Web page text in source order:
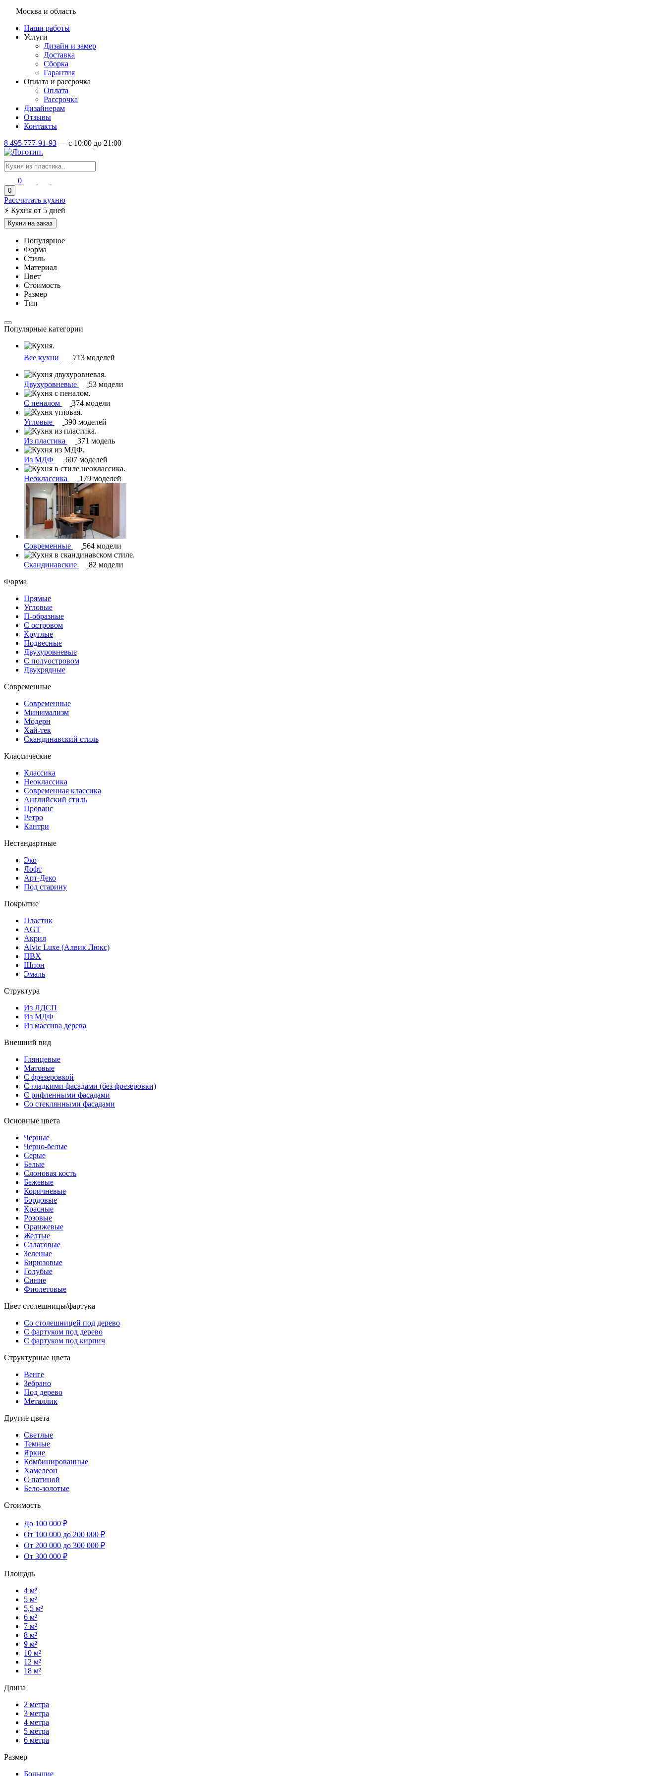
Москва и область
Наши работы
Услуги
Дизайн и замер
Доставка
Сборка
Гарантия
Оплата и рассрочка
Оплата
Рассрочка
Дизайнерам
Отзывы
Контакты
8 495 777-91-93 — c 10:00 до 21:00
0
0
Рассчитать кухню
⚡ Кухня от 5 дней
Кухни на заказ
Популярное
Форма
Стиль
Материал
Цвет
Стоимость
Размер
Тип
Популярные категории
Все кухни 713 моделей
Двухуровневые 53 модели
С пеналом 374 модели
Угловые 390 моделей
Из пластика 371 модель
Из МДФ 607 моделей
Неоклассика 179 моделей
Современные 564 модели
Скандинавские
82 модели
Форма
Прямые
Угловые
П-образные
С островом
Круглые
Подвесные
Двухуровневые
С полуостровом
Двухрядные
Современные
Современные
Минимализм
Модерн
Хай-тек
Скандинавский стиль
Классические
Классика
Неоклассика
Современная классика
Английский стиль
Прованс
Ретро
Кантри
Нестандартные
Эко
Лофт
Арт-Деко
Под старину
Покрытие
Пластик
AGT
Акрил
Alvic Luxe (Алвик Люкс)
ПВХ
Шпон
Эмаль
Структура
Из ЛДСП
Из МДФ
Из массива дерева
Внешний вид
Глянцевые
Матовые
С фрезеровкой
С гладкими фасадами (без фрезеровки)
С рифленными фасадами
Со стеклянными фасадами
Основные цвета
Черные
Черно-белые
Серые
Белые
Слоновая кость
Бежевые
Коричневые
Бордовые
Красные
Розовые
Оранжевые
Желтые
Салатовые
Зеленые
Бирюзовые
Голубые
Синие
Фиолетовые
Цвет столешницы/фартука
Со столешницей под дерево
С фартуком под дерево
С фартуком под кирпич
Структурные цвета
Венге
Зебрано
Под дерево
Металлик
Другие цвета
Светлые
Темные
Яркие
Комбинированные
Хамелеон
С патиной
Бело-золотые
Стоимость
До 100 000 ₽
От 100 000 до 200 000 ₽
От 200 000 до 300 000 ₽
От 300 000 ₽
Площадь
4 м²
5 м²
5,5 м²
6 м²
7 м²
8 м²
9 м²
10 м²
12 м²
18 м²
Длина
2 метра
3 метра
4 метра
5 метра
6 метра
Размер
Большие